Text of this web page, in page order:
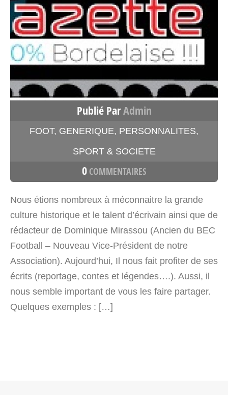
Publié ParAdmin
FOOT, GENERIQUE, PERSONNALITES,
SPORT & SOCIETE
0 COMMENTAIRES
Nous étions nombreux à méconnaitre la grande
culture historique et le talent d’écrivain ainsi que de
rédacteur de Dominique Mirassou (Ancien du BEC
Football – Nouveau Vice-Président de notre
Association). Aujourd’hui, Il nous fait profiter de ses
écrits (reportage, contes et légendes….). Aussi, il
nous semble important de vous les faire partager.
Quelques exemples : […]